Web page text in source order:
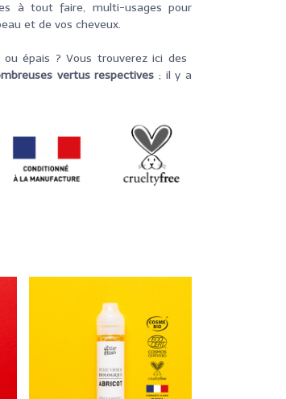
à tout faire, multi-usages pour
et de vos cheveux.
épais ? Vous trouverez ici des
vertus respectives ; il y a